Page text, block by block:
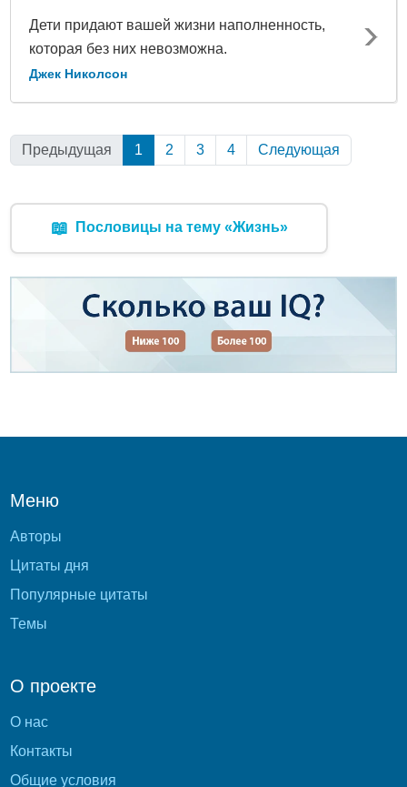
Дети придают вашей жизни наполненность,
которая без них невозможна.
Джек Николсон
Предыдущая 1 (Текущая)
2 3 4 Следующая
📖 Пословицы на тему «Жизнь»
Меню
Авторы
Цитаты дня
Популярные цитаты
Темы
О проекте
О нас
Контакты
Общие условия